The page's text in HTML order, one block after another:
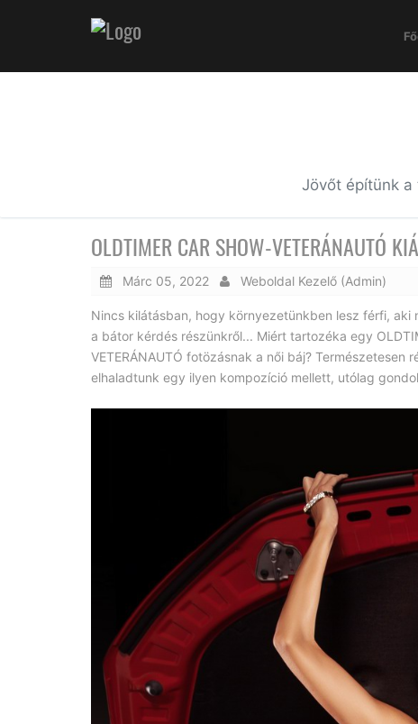
Jövőt építünk a
OLDTIMER CAR SHOW-VETERÁNAUTÓ
Márc 05, 2022 Weboldal Kezelő (Admin)
Nincs kilátásban, hogy környezetünkben lesz férfi,
a bátor kérdés részünkről... Miért tartozéka egy
VETERÁNAUTÓ fotözásnak a női báj?
elhaladtunk egy ilyen kompozíció mellett, utólag